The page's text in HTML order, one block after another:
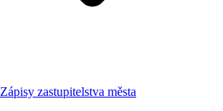
Zápisy zastupitelstva města